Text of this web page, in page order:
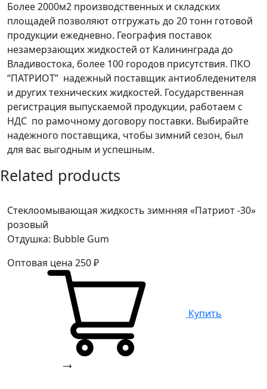
Более 2000м2 производственных и складских
площадей позволяют отгружать до 20 тонн готовой
продукции ежедневно. География поставок
незамерзающих жидкостей от Калининграда до
Владивостока, более 100 городов присутствия. ПКО
“ПАТРИОТ” надежный поставщик антиобледенителя
и других технических жидкостей. Государственная
регистрация выпускаемой продукции, работаем с
НДС по рамочному договору поставки. Выбирайте
надежного поставщика, чтобы зимний сезон, был
для вас выгодным и успешным.
Related products
Стеклоомывающая жидкость зимнняя «Патриот -30»
розовый
Отдушка: Bubble Gum
Оптовая цена 250₽
Купить